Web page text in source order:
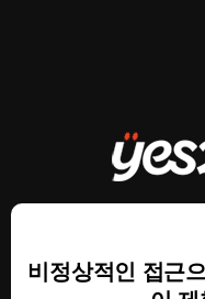
비정상적인 접근